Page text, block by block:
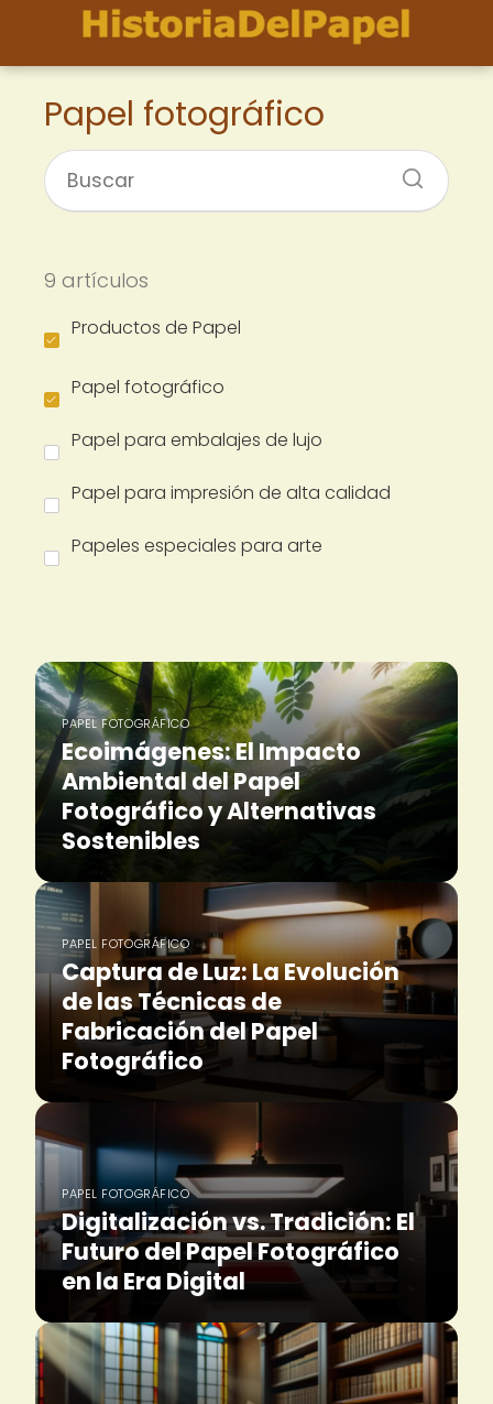
Papel fotográfico
9 artículos
Productos de Papel
Papel fotográfico
Papel para embalajes de lujo
Papel para impresión de alta calidad
Papeles especiales para arte
PAPEL FOTOGRÁFICO
Ecoimágenes: El Impacto
Ambiental del Papel
Fotográfico y Alternativas
Sostenibles
PAPEL FOTOGRÁFICO
Captura de Luz: La Evolución
de las Técnicas de
Fabricación del Papel
Fotográfico
PAPEL FOTOGRÁFICO
Digitalización vs. Tradición: El
Futuro del Papel Fotográfico
en la Era Digital